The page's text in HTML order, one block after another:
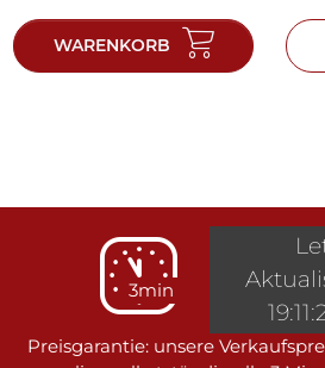
WARENKORB
3min
Preisgarantie: unsere